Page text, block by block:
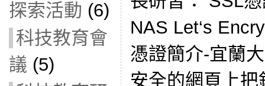
探索活動 (6)
科技教育會
議 (5)
NAS Let‘s
憑證簡介-宜蘭
安全的網頁上